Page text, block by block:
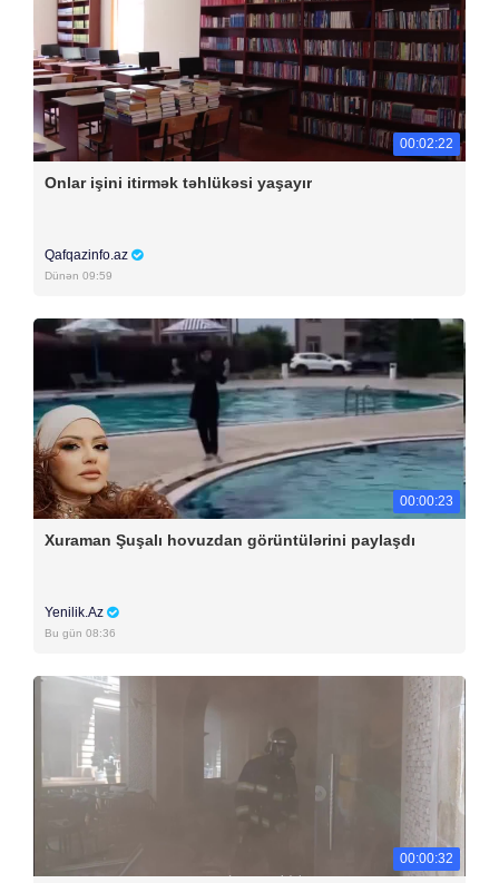
00:02:22
Onlar işini itirmək təhlükəsi yaşayır
Qafqazinfo.az
Dünən 09:59
00:00:23
Xuraman Şuşalı hovuzdan görüntülərini paylaşdı
Yenilik.Az
Bu gün 08:36
00:00:32